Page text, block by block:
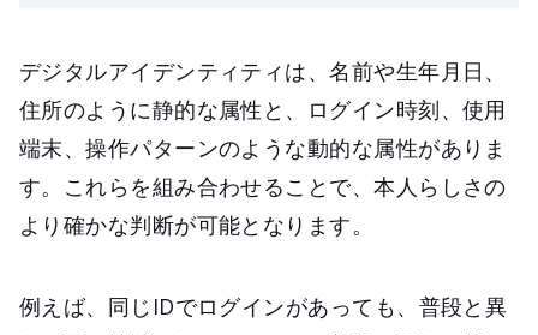
デジタルアイデンティティは、名前や生年月日、
住所のように静的な属性と、ログイン時刻、使用
端末、操作パターンのような動的な属性がありま
す。これらを組み合わせることで、本人らしさの
より確かな判断が可能となります。
例えば、同じIDでログインがあっても、普段と異